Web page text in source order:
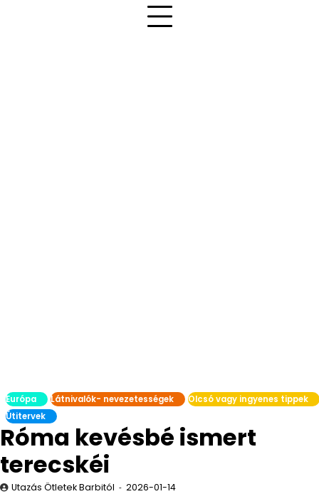
Európa Látnivalók- nevezetességek
Olcsó vagy ingyenes tippek
Útitervek
Róma kevésbé ismert
terecskéi
Utazás Ötletek Barbitól 2026-01-14